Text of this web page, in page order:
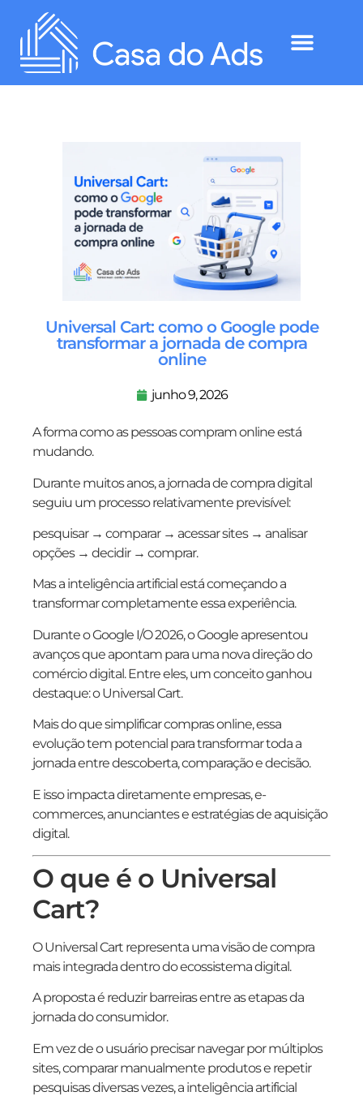
Universal Cart: como o Google pode
transformar a jornada de compra
online
junho 9, 2026
A forma como as pessoas compram online está
mudando.
Durante muitos anos, a jornada de compra digital
seguiu um processo relativamente previsível:
pesquisar → comparar → acessar sites → analisar
opções → decidir → comprar.
Mas a inteligência artificial está começando a
transformar completamente essa experiência.
Durante o Google I/O 2026, o Google apresentou
avanços que apontam para uma nova direção do
comércio digital. Entre eles, um conceito ganhou
destaque: o Universal Cart.
Mais do que simplificar compras online, essa
evolução tem potencial para transformar toda a
jornada entre descoberta, comparação e decisão.
E isso impacta diretamente empresas, e-
commerces, anunciantes e estratégias de aquisição
digital.
O que é o Universal
Cart?
O Universal Cart representa uma visão de compra
mais integrada dentro do ecossistema digital.
A proposta é reduzir barreiras entre as etapas da
jornada do consumidor.
Em vez de o usuário precisar navegar por múltiplos
sites, comparar manualmente produtos e repetir
pesquisas diversas vezes, a inteligência artificial